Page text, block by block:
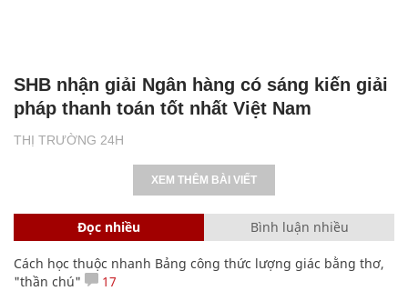
THỊ TRƯỜNG 24H
SHB nhận giải Ngân hàng có sáng kiến giải
pháp thanh toán tốt nhất Việt Nam
XEM THÊM BÀI VIẾT
Đọc nhiều Bình luận nhiều
Cách học thuộc nhanh Bảng công thức lượng giác bằng thơ,
"thần chú"
17